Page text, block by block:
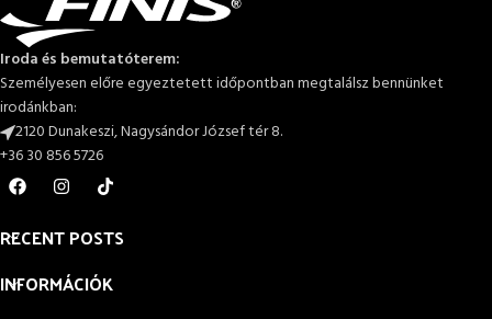
Iroda és bemutatóterem:
Személyesen előre egyeztetett időpontban megtalálsz bennünket
irodánkban:
2120 Dunakeszi, Nagysándor József tér 8.
+36 30 856 5726
RECENT POSTS
INFORMÁCIÓK